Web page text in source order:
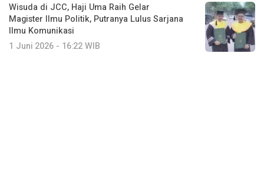
Wisuda di JCC, Haji Uma Raih Gelar
Magister Ilmu Politik, Putranya Lulus Sarjana
Ilmu Komunikasi
1 Juni 2026 - 16:22 WIB